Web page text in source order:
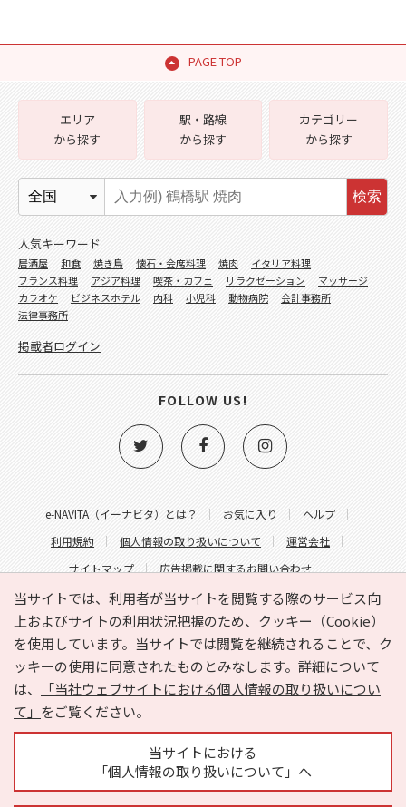
PAGE TOP
当サイトでは、利用者が当サイトを閲覧する際のサービス向
上およびサイトの利用状況把握のため、クッキー（Cookie）
を使用しています。当サイトでは閲覧を継続されることで、ク
ッキーの使用に同意されたものとみなします。詳細について
は、
「当社ウェブサイトにおける個人情報の取り扱いについ
て」 をご覧ください。
当サイトにおける
「個人情報の取り扱いについて」へ
e-NAVITA（イーナビタ）とは？ お気に入り
ヘルプ
利用規約
個人情報の取り扱いについて
運営会社
サイトマップ
広告掲載に関するお問い合わせ
サイトの内容に関するお問い合わせ
エリア
から探す
駅・路線
から探す
カテゴリー
から探す
検索
人気キーワード
居酒屋 和食 焼き鳥 懐石・会席料理 焼肉
イタリア料理
フランス料理
アジア料理 喫茶・カフェ リラクゼーション
マッサージ
カラオケ
ビジネスホテル 内科 小児科 動物病院
会計事務所
法律事務所
掲載者ログイン
FOLLOW US!
Copyright © HYOJITO.Co.,Ltd. All Rights Reserved.